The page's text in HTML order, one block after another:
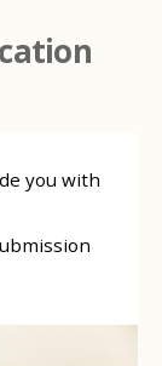
you with